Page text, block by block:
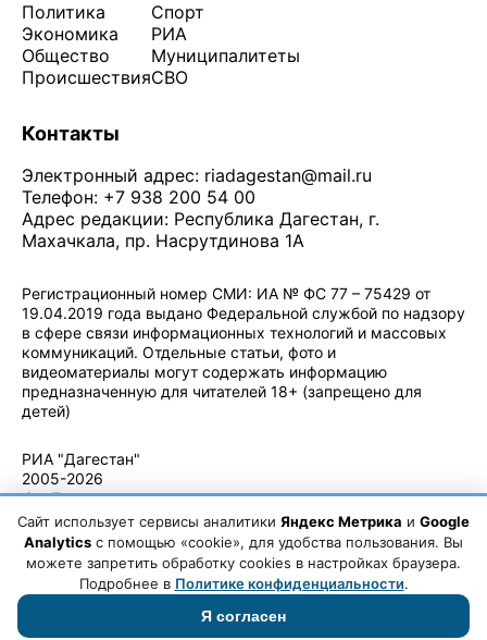
Политика
Экономика
Общество
Происшествия
Спорт
РИА
Муниципалитеты
СВО
Контакты
Электронный адрес: riadagestan@mail.ru
Телефон: +7 938 200 54 00
Адрес редакции: Республика Дагестан, г.
Махачкала, пр. Насрутдинова 1А
Регистрационный номер СМИ: ИА № ФС 77 – 75429 от
19.04.2019 года выдано Федеральной службой по надзору
в сфере связи информационных технологий и массовых
коммуникаций. Отдельные статьи, фото и
видеоматериалы могут содержать информацию
предназначенную для читателей 18+ (запрещено для
детей)
РИА "Дагестан"
2005-2026
© - Правила
использования
материалов.
Авторские
Сайт использует сервисы аналитики Яндекс Метрика и Google
Analytics с помощью «cookie», для удобства пользования. Вы
можете запретить обработку cookies в настройках браузера.
Подробнее в Политике конфиденциальности.
Я согласен